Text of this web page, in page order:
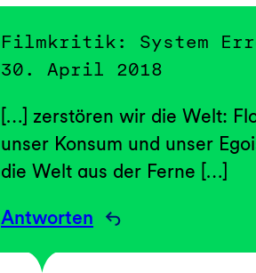
Filmkritik: System
30. April 2018
[…] zerstören wir die Welt:
unser Konsum und unser
die Welt aus der Ferne […]
Antworten